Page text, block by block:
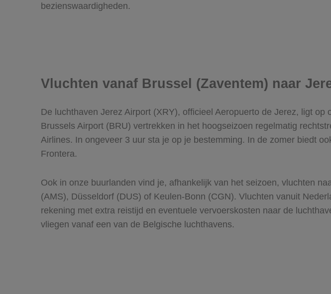
bezienswaardigheden.
Vluchten vanaf Brussel (Zaventem) naar
De luchthaven Jerez Airport (XRY), officieel Aeropuerto de Jerez, ligt
Brussels Airport (BRU) vertrekken in het hoogseizoen regelmatig
Airlines. In ongeveer 3 uur sta je op je bestemming. In de zomer biedt
Frontera.
Ook in onze buurlanden vind je, afhankelijk van het seizoen, vluchten
(AMS), Düsseldorf (DUS) of Keulen-Bonn (CGN). Vluchten vanuit
rekening met extra reistijd en eventuele vervoerskosten naar de
vliegen vanaf een van de Belgische luchthavens.